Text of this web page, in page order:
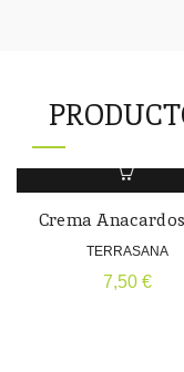
Crema
TERRASANA
7,50 €